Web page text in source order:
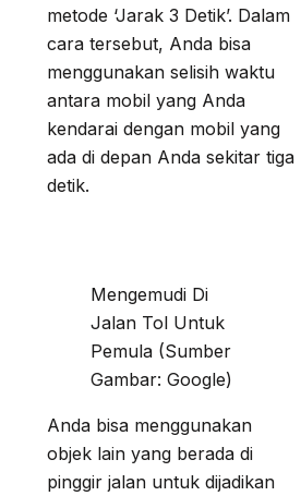
metode ‘Jarak 3 Detik’. Dalam
cara tersebut, Anda bisa
menggunakan selisih waktu
antara mobil yang Anda
kendarai dengan mobil yang
ada di depan Anda sekitar tiga
detik.
Mengemudi Di
Jalan Tol Untuk
Pemula (Sumber
Gambar: Google)
Anda bisa menggunakan
objek lain yang berada di
pinggir jalan untuk dijadikan